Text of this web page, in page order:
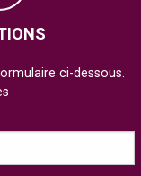
ci-dessous.